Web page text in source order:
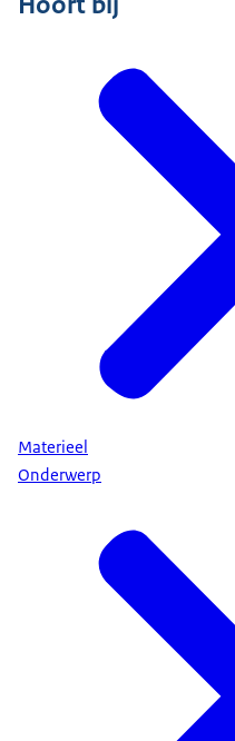
Materieel
Onderwerp